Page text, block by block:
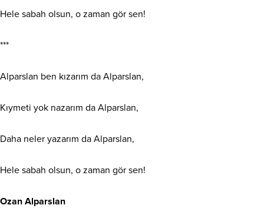
Hele sabah olsun, o zaman gör sen!
***
Alparslan ben kızarım da Alparslan,
Kıymeti yok nazarım da Alparslan,
Daha neler yazarım da Alparslan,
Hele sabah olsun, o zaman gör sen!
Ozan Alparslan